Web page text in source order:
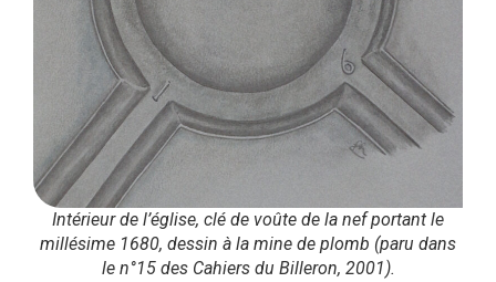
Intérieur de l’église, clé de voûte de la nef portant le
millésime 1680, dessin à la mine de plomb (paru dans
le n°15 des Cahiers du Billeron, 2001).